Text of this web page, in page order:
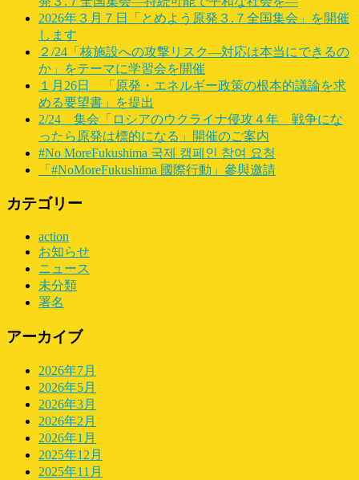
2026年３月７日「とめよう原発３.７全国集会」を開催
します
２/24「核施設への攻撃リスク―対応は本当にできるの
か」をテーマに学習会を開催
１月26日 「原発・エネルギー政策の根本的議論を求
める要望書」を提出
2/24 集会「ロシアのウクライナ侵攻４年 戦争にな
ったら原発は標的になる」開催のご案内
#No MoreFukushima 국제 캠페인 참여 요청
「#NoMoreFukushima 國際行動」參與邀請
カテゴリー
action
お知らせ
ニュース
未分類
署名
アーカイブ
2026年7月
2026年5月
2026年3月
2026年2月
2026年1月
2025年12月
2025年11月